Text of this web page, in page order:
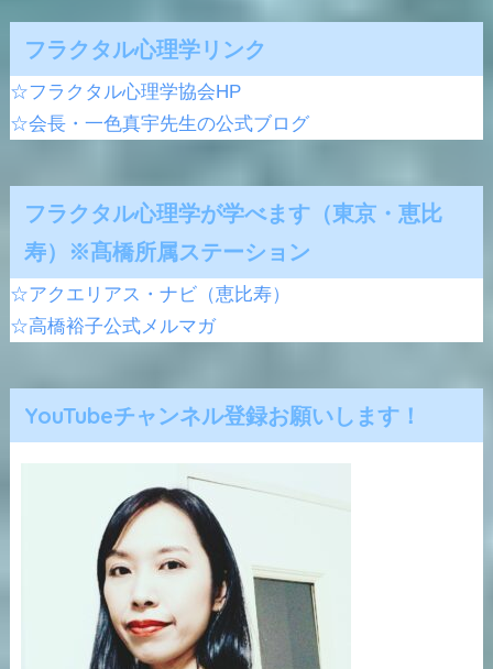
フラクタル心理学リンク
☆フラクタル心理学協会HP
☆会長・一色真宇先生の公式ブログ
フラクタル心理学が学べます（東京・恵比
寿）※髙橋所属ステーション
☆アクエリアス・ナビ（恵比寿）
☆高橋裕子公式メルマガ
YouTubeチャンネル登録お願いします！